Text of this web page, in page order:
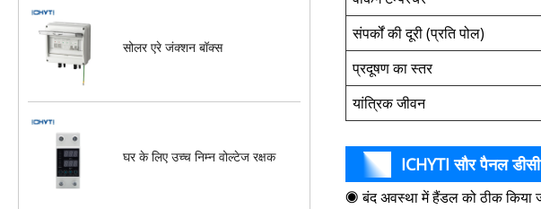
सोलर एरे जंक्शन बॉक्स
घर के लिए उच्च निम्न वोल्टेज रक्षक
संपर्कों की दूरी (प्रति पोल)
प्रदूषण का स्तर
यांत्रिक जीवन
ICHYTI सौर पैनल
◉ बंद अवस्था में हैंडल को ठीक किया